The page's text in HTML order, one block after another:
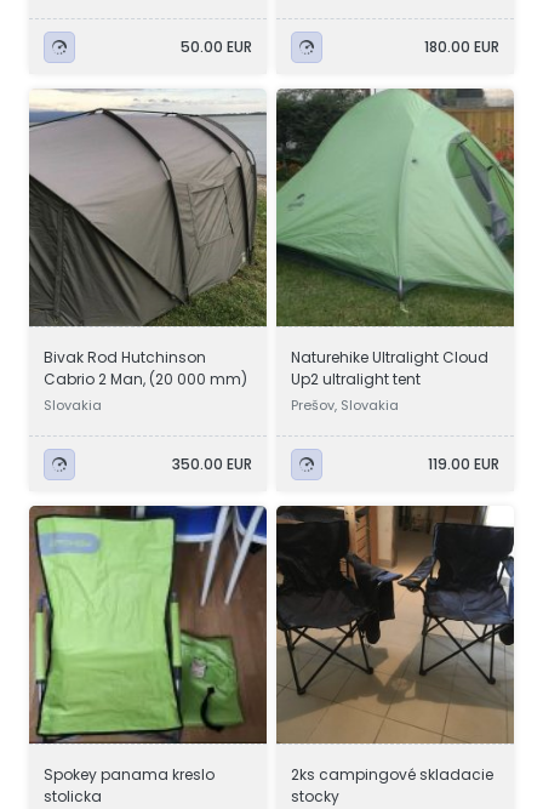
50.00 EUR 180.00 EUR
Bivak Rod Hutchinson
Cabrio 2 Man, (20 000 mm)
Slovakia
350.00 EUR
Naturehike Ultralight Cloud
Up2 ultralight tent
Prešov, Slovakia
119.00 EUR
Spokey panama kreslo
stolicka
2ks campingové skladacie
stocky